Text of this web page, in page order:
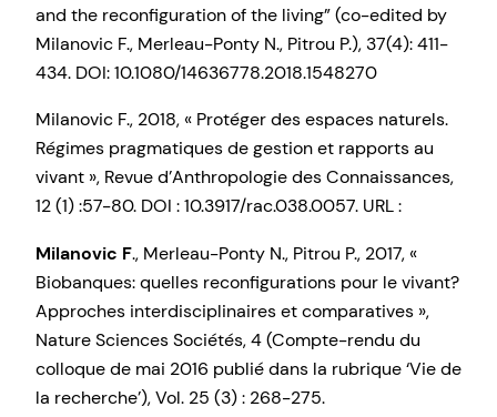
and the reconfiguration of the living” (co-edited by
Milanovic F., Merleau-Ponty N., Pitrou P.), 37(4): 411-
434. DOI: 10.1080/14636778.2018.1548270
Milanovic F., 2018, « Protéger des espaces naturels.
Régimes pragmatiques de gestion et rapports au
vivant », Revue d’Anthropologie des Connaissances,
12 (1) :57-80. DOI : 10.3917/rac.038.0057. URL :
Milanovic F., Merleau-Ponty N., Pitrou P., 2017, «
Biobanques: quelles reconfigurations pour le vivant?
Approches interdisciplinaires et comparatives »,
Nature Sciences Sociétés, 4 (Compte-rendu du
colloque de mai 2016 publié dans la rubrique ‘Vie de
la recherche’), Vol. 25 (3) : 268-275.